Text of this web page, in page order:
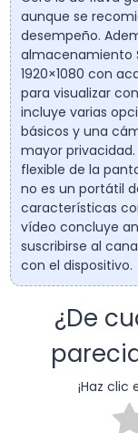
aunque se
desempeño.
almacenamiento
1920×1080 con
para visualizar
incluye varias
básicos y una
mayor
flexible de la
no es un portátil
características
vídeo concluye
suscribirse al
con el dispositivo.
¿De
¡Haz